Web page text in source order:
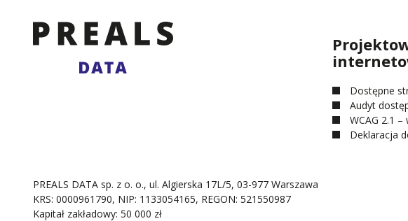
Dostępne
Audyt
WCAG 2.1
Deklaracja
PREALS DATA sp. z o. o., ul. Algierska 17L/5, 03-977 Warszawa
KRS: 0000961790, NIP: 1133054165, REGON: 521550987
Kapitał zakładowy: 50 000 zł